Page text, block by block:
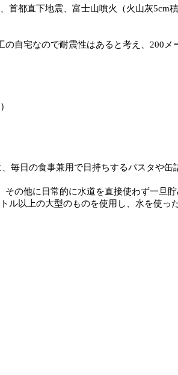
首都直下地震、富士山噴火（火山灰
自宅なので耐震性はあると考え、200
毎日の食事兼用で日持ちするパスタや
の他に日常的に水道を直接使わず一旦
ル以上の大型のものを使用し、水を使